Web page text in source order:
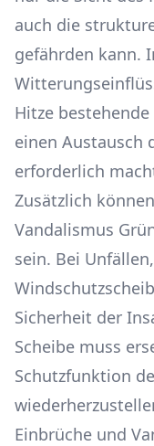
auch die
gefährden kann.
Hitze
einen Austausch
erforderlich
Zusätzlich
Vandalismus
sein. Bei
Sicherheit der
Scheibe muss
Schutzfunktion
Einbrüche und